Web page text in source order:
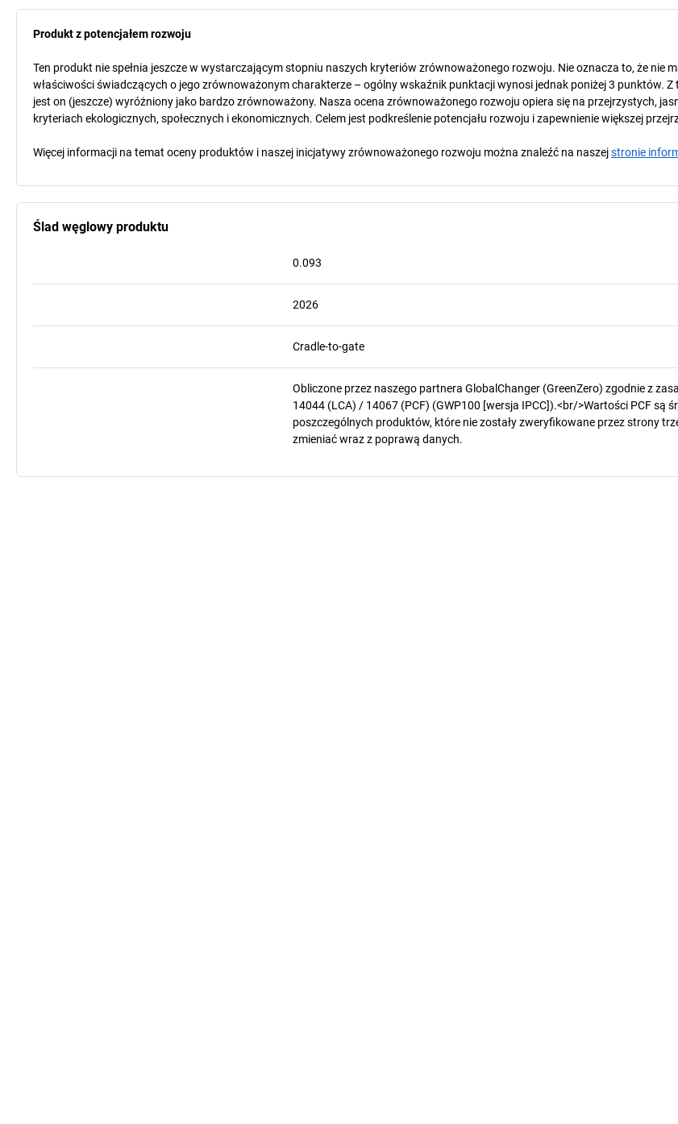
Produkt z potencjałem rozwoju
Ten produkt nie spełnia jeszcze w wystarczającym stopniu naszych kryteriów zrównoważonego rozwoju. Nie oznacza to, że nie
właściwości świadczących o jego zrównoważonym charakterze – ogólny wskaźnik punktacji wynosi jednak poniżej 3 punktów. Z
jest on (jeszcze) wyróżniony jako bardzo zrównoważony. Nasza ocena zrównoważonego rozwoju opiera się na przejrzystych,
kryteriach ekologicznych, społecznych i ekonomicznych. Celem jest podkreślenie potencjału rozwoju i zapewnienie większej
Więcej informacji na temat oceny produktów i naszej inicjatywy zrównoważonego rozwoju można znaleźć na naszejstronie
Ślad węglowy produktu
0.093
2026
Cradle-to-gate
Obliczone przez naszego partnera GlobalChanger (GreenZero) zgodnie z
14044 (LCA) / 14067 (PCF) (GWP100 [wersja IPCC]).<br/>Wartości PCF są
poszczególnych produktów, które nie zostały zweryfikowane przez strony
zmieniać wraz z poprawą danych.